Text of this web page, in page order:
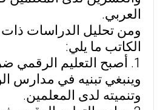
العربي.
ومن تحليل الدراسات ذات
الكاتب ما يلي:
1. أصبح التعليم الرقمي
وينبغي تبنيه في مدارس
وتنميته لدى المعلمين.